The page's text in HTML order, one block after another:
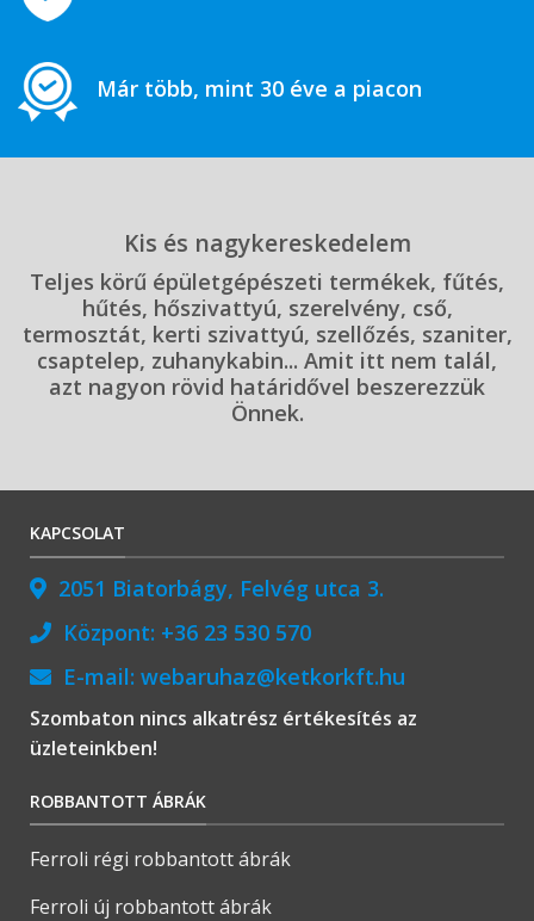
Már több, mint 30 éve a piacon
Kis és nagykereskedelem
Teljes körű épületgépészeti termékek, fűtés,
hűtés, hőszivattyú, szerelvény, cső,
termosztát, kerti szivattyú, szellőzés, szaniter,
csaptelep, zuhanykabin... Amit itt nem talál,
azt nagyon rövid határidővel beszerezzük
Önnek.
KAPCSOLAT
2051 Biatorbágy, Felvég utca 3.
Központ: +36 23 530 570
E-mail: webaruhaz@ketkorkft.hu
Szombaton nincs alkatrész értékesítés az
üzleteinkben!
ROBBANTOTT ÁBRÁK
Ferroli régi robbantott ábrák
Ferroli új robbantott ábrák